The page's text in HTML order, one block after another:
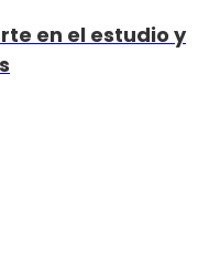
en el estudio y